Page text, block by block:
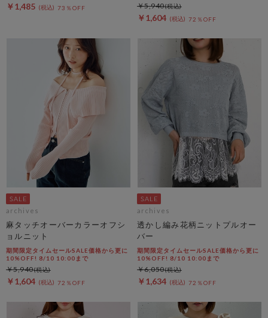
￥1,485 73％OFF
￥1,604 72％OFF
￥5,940
archives
麻タッチオーバーカラーオフシ
ョルニット
期間限定タイムセールSALE価格から更に
10%OFF! 8/10 10:00まで
￥1,604 72％OFF
￥5,940
archives
透かし編み花柄ニットプルオー
バー
期間限定タイムセールSALE価格から更に
10%OFF! 8/10 10:00まで
￥1,634 72％OFF
￥6,050